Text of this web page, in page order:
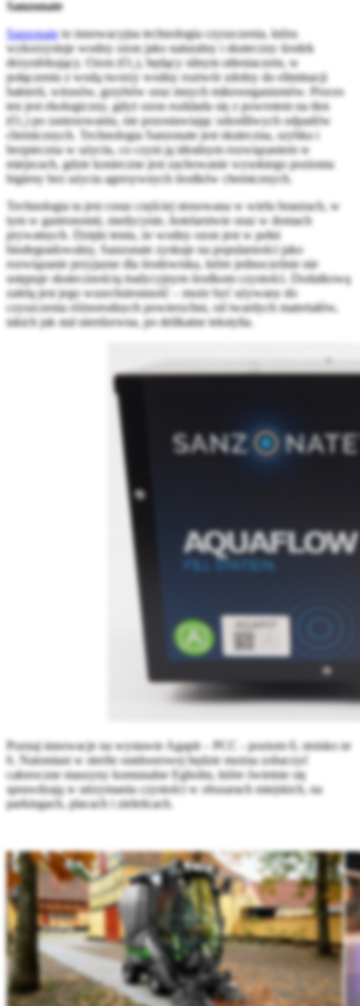
Sanzonate
Sanzonateto innowacyjna technologia czyszczenia, która
wykorzystuje wodny ozon jako naturalny i skuteczny środek
dezynfekujący. Ozon (O₃), będący silnym utleniaczem, w
połączeniu z wodą tworzy wodny roztwór zdolny do eliminacji
bakterii, wirusów, grzybów oraz innych mikroorganizmów. Proces
ten jest ekologiczny, gdyż ozon rozkłada się z powrotem na tlen
(O₂) po zastosowaniu, nie pozostawiając szkodliwych odpadów
chemicznych. Technologia Sanzonate jest skuteczna, szybka i
bezpieczna w użyciu, co czyni ją idealnym rozwiązaniem w
miejscach, gdzie konieczne jest zachowanie wysokiego poziomu
higieny bez użycia agresywnych środków chemicznych.
Technologia ta jest coraz częściej stosowana w wielu branżach, w
tym w gastronomii, medycynie, hotelarstwie oraz w domach
prywatnych. Dzięki temu, że wodny ozon jest w pełni
biodegradowalny, Sanzonate zyskuje na popularności jako
rozwiązanie przyjazne dla środowiska, które jednocześnie nie
ustępuje skutecznością tradycyjnym środkom czystości. Dodatkową
zaletą jest jego wszechstronność – może być używany do
czyszczenia różnorodnych powierzchni, od twardych materiałów,
takich jak stal nierdzewna, po delikatne tekstylia.
Poznaj innowacje na wystawie Agapit – PCC - poziom 0, stoisko nr
6. Natomiast w strefie outdoorowej będzie można zobaczyć
całoroczne maszyny komunalne Egholm, które świetnie się
sprawdzają w utrzymaniu czystości w obszarach miejskich, na
parkingach, placach i zieleńcach.